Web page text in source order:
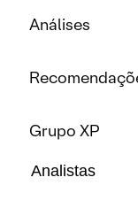
Análises
Grupo XP
Analistas